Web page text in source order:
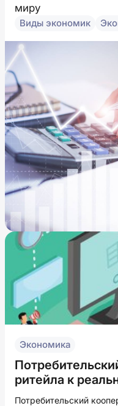
миру
Виды экономик
Экономика
ритейла к
Потребительский